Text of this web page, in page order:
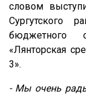
словом
Сургутского
бюджетного
«Лянторская
3».
- Мы очень